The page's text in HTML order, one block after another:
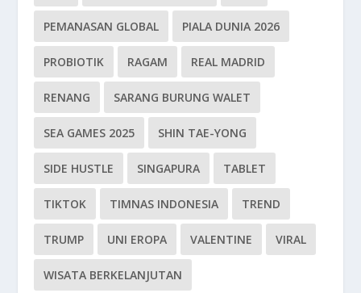
PEMANASAN GLOBAL PIALA DUNIA 2026
PROBIOTIK RAGAM REAL MADRID
RENANG SARANG BURUNG WALET
SEA GAMES 2025 SHIN TAE-YONG
SIDE HUSTLE SINGAPURA TABLET
TIKTOK TIMNAS INDONESIA TREND
TRUMP UNI EROPA VALENTINE VIRAL
WISATA BERKELANJUTAN